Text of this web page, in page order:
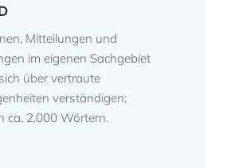
Mitteilungen und
im eigenen Sachgebiet
über vertraute
verständigen;
ca. 2.000 Wörtern.